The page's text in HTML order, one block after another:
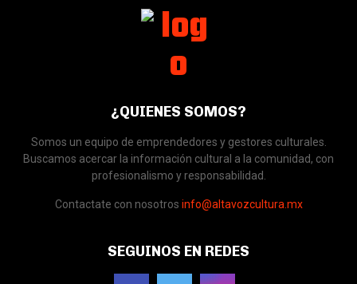
¿QUIENES SOMOS?
Somos un equipo de emprendedores y gestores culturales.
Buscamos acercar la información cultural a la comunidad, con
profesionalismo y responsabilidad.
Contactate con nosotros info@altavozcultura.mx
SEGUINOS EN REDES